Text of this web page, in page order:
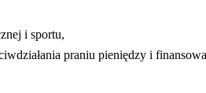
i sportu,
praniu pieniędzy i